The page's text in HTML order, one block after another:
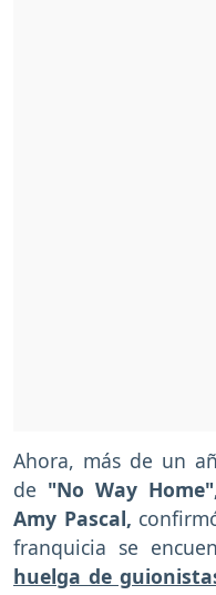
Ahora, más de un
de "No Way
Amy Pascal,
franquicia se
huelga de